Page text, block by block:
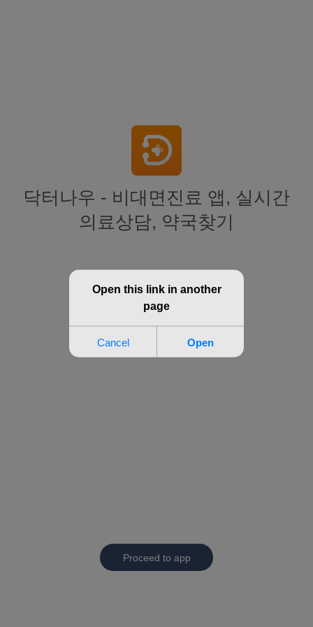
닥터나우 - 비대면진료 앱, 실시간
의료상담, 약국찾기
Proceed to app